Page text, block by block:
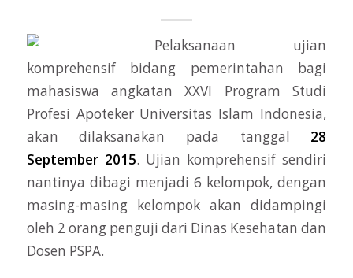
Pelaksanaan ujian
komprehensif bidang pemerintahan bagi
mahasiswa angkatan XXVI Program Studi
Profesi Apoteker Universitas Islam Indonesia,
akan dilaksanakan pada tanggal 28
September 2015. Ujian komprehensif sendiri
nantinya dibagi menjadi 6 kelompok, dengan
masing-masing kelompok akan didampingi
oleh 2 orang penguji dari Dinas Kesehatan dan
Dosen PSPA.